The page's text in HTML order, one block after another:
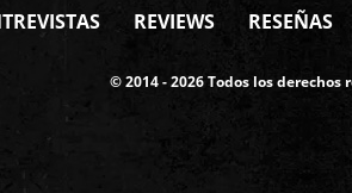
REVIEWS RESEÑAS
© 2014 - 2026 Todos los derechos